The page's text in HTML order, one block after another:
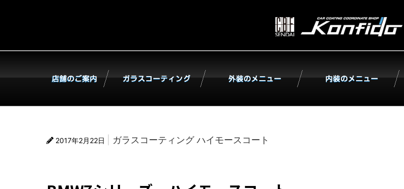
2017年2月22日 ガラスコーティング ハイモースコート